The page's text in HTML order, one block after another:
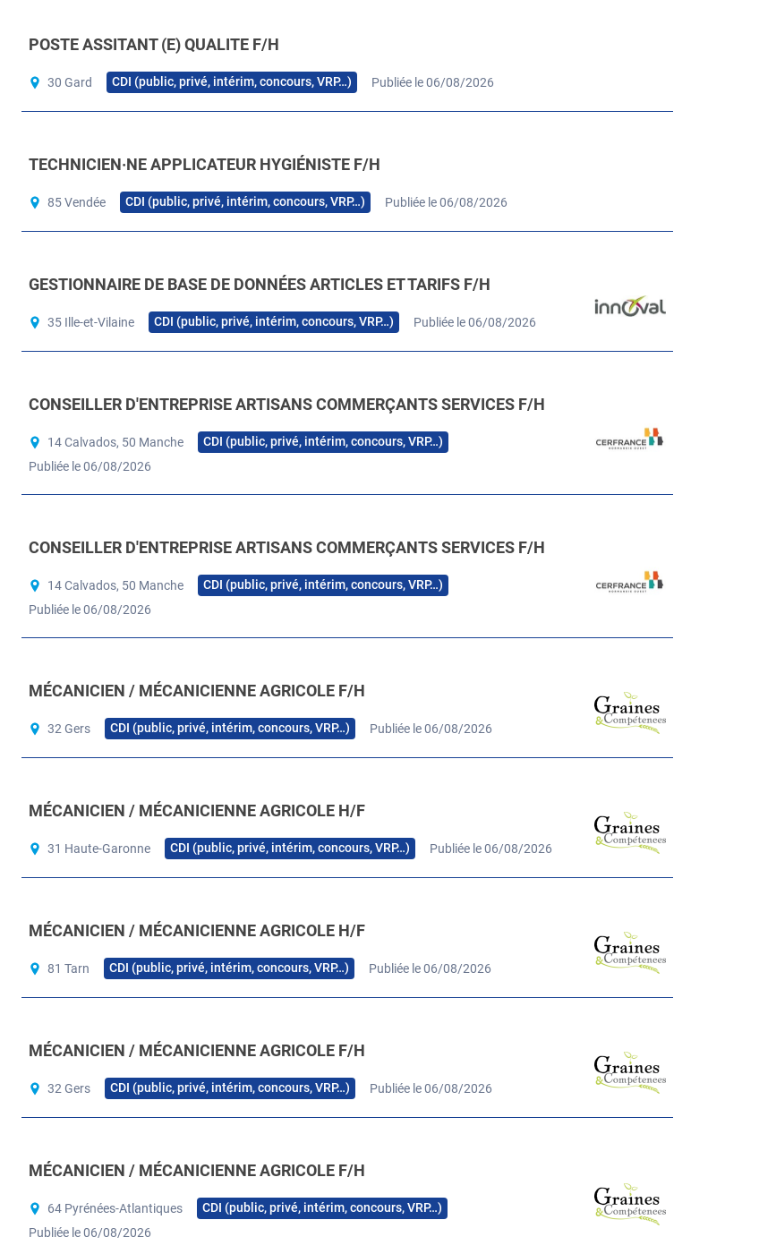
POSTE ASSITANT (E) QUALITE F/H
30 Gard CDI (public, privé, intérim, concours, VRP…) Publiée le 06/08/2026
TECHNICIEN·NE APPLICATEUR HYGIÉNISTE F/H
85 Vendée CDI (public, privé, intérim, concours, VRP…) Publiée le 06/08/2026
GESTIONNAIRE DE BASE DE DONNÉES ARTICLES ET TARIFS F/H
35 Ille-et-Vilaine CDI (public, privé, intérim, concours, VRP…) Publiée le 06/08/2026
CONSEILLER D'ENTREPRISE ARTISANS COMMERÇANTS SERVICES F/H
14 Calvados, 50 Manche
CDI (public, privé, intérim, concours, VRP…)
Publiée le 06/08/2026
CONSEILLER D'ENTREPRISE ARTISANS COMMERÇANTS SERVICES F/H
14 Calvados, 50 Manche
CDI (public, privé, intérim, concours, VRP…)
Publiée le 06/08/2026
MÉCANICIEN / MÉCANICIENNE AGRICOLE F/H
32 Gers CDI (public, privé, intérim, concours, VRP…) Publiée le 06/08/2026
MÉCANICIEN / MÉCANICIENNE AGRICOLE H/F
31 Haute-Garonne CDI (public, privé, intérim, concours, VRP…) Publiée le 06/08/2026
MÉCANICIEN / MÉCANICIENNE AGRICOLE H/F
81 Tarn CDI (public, privé, intérim, concours, VRP…) Publiée le 06/08/2026
MÉCANICIEN / MÉCANICIENNE AGRICOLE F/H
32 Gers CDI (public, privé, intérim, concours, VRP…) Publiée le 06/08/2026
MÉCANICIEN / MÉCANICIENNE AGRICOLE F/H
64 Pyrénées-Atlantiques
CDI (public, privé, intérim, concours, VRP…)
Publiée le 06/08/2026